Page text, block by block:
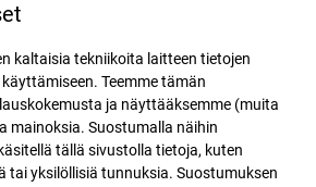
kaltaisia tekniikoita laitteen tietojen
Teemme tämän
ja näyttääksemme (muita
mainoksia. Suostumalla näihin
tällä sivustolla tietoja, kuten
tai yksilöllisiä tunnuksia. Suostumuksen